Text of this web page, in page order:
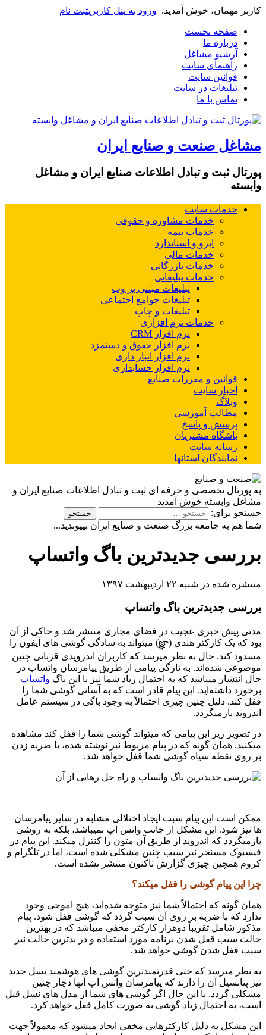
کاربر مهمان، خوش آمدید. ورود به پنل کاربریثبت نام
صفحه نخست
درباره ما
آرشیو مشاغل
راهنمای سایت
قوانین سایت
تبلیغات در سایت
تماس با ما
مشاغل صنعت و صنایع ایران
پورتال ثبت و تبادل اطلاعات صنایع ایران و مشاغل
وابسته
خدمات سایت
خدمات مشاوره و حقوقی
خدمات بیمه
ایزو و استاندارد
خدمات مالی
خدمات بازرگانی
خدمات تبلیغاتی
تبلیغات مبتنی بر وب
تبلیغات جوامع اجتماعی
تبلیغات و چاپ
خدمات نرم افزاری
نرم افزار CRM
نرم افزار حقوق و دستمزد
نرم افزار انبار داری
نرم افزار حسابداری
قوانین و مقررات صنایع
اخبار سایت
وبلاگ
مطالب آموزشی
پرسش و پاسخ
باشگاه مشتریان
رسانه سایت
نمایندگان استانها
به پورتال تخصصی و حرفه ای ثبت و تبادل اطلاعات صنایع ایران و
مشاغل وابسته خوش آمدید
جستجو برای:
شما هم به جامعه بزرگ صنعت و صنایع ایران بپیوندید...
بررسی جدیدترین باگ واتساپ
منتشره شده در شنبه ۲۲ اردیبهشت ۱۳۹۷
بررسی جدیدترین باگ واتساپ
مدتی پیش خبری عجیب در فضای مجازی منتشر شد و حاکی از آن
بود که یک کارکتر هندی (జ్ఞా) میتواند به سادگی گوشی های آیفون را
مسدود کند. حال به نظر میرسد که کاربران اندرویدی قربانی چنین
موضوعی شده‌اند. به تازگی پیامی از طریق پیامرسان واتساپ در
حال انتشار میباشد که به احتمال زیاد شما نیز با این باگ واتساپ
برخورد داشته‌اید. این پیام قادر است که به آسانی گوشی شما را
قفل کند. دلیل چنین چیزی احتمالاً به وجود باگی در سیستم عامل
اندروید بازمیگردد.
در تصویر زیر این پیامی که میتواند گوشی شما را قفل کند مشاهده
میکنید. همان گونه که در پیام مربوط نیز نوشته شده، با ضربه زدن
بر روی نقطه سیاه گوشی شما قفل خواهد شد.
ممکن است این پیام سبب ایجاد اختلالی مشابه در سایر پیامرسان
ها نیز شود. این مشکل از جانب واتس اپ نمیباشد، بلکه به روشی
بازمیگردد که اندروید از طریق آن متون را کنترل میکند. این پیام در
فیسبوک مسنجر نیز سبب چنین مشکلی شده است، اما در تلگرام و
کروم همچین چیزی گزارش تاکنون منتشر نشده است.
چرا این پیام گوشی را قفل میکند؟
همان گونه که احتمالاً شما نیز متوجه شده‌اید، هیچ اموجی وجود
ندارد که با ضربه بر روی آن سبب گردد که گوشی قفل شود. پیام
مذکور شامل تقریباً دوهزار کارکتر مخفی میباشد که در بهترین
حالت سبب قفل شدن برنامه مورد استفاده و در بدترین حالت نیز
سبب قفل شدن گوشی خواهد شد.
به نظر میرسد که حتی قدرتمندترین گوشی های هوشمند نسل جدید
نیز پتانسیل آن را دارند که پیامرسان واتس اپ آنها دچار چنین
مشکلی گردد. با این حال اگر گوشی های شما از مدل های نسل قبل
است، به احتمال زیاد گوشی به صورت کامل قفل خواهد کرد.
این مشکل به دلیل کارکترهایی مخفی ایجاد میشود که معمولاً جهت